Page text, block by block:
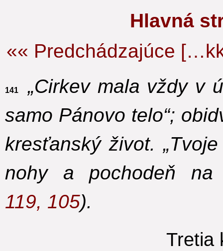
Hlavná
«« Predchádzajúce
141
„Cirkev mala vždy v
samo Pánovo telo“;
kresťanský život.
nohy a pochodeň na
119, 105).
Tretia